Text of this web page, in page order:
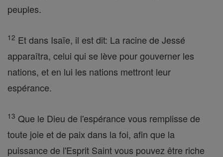
peuples.
12 Et dans Isaïe, il est dit: La racine de Jessé
apparaîtra, celui qui se lève pour gouverner les
nations, et en lui les nations mettront leur
espérance.
13 Que le Dieu de l'espérance vous remplisse de
toute joie et de paix dans la foi, afin que la
puissance de l'Esprit Saint vous pouvez être riche